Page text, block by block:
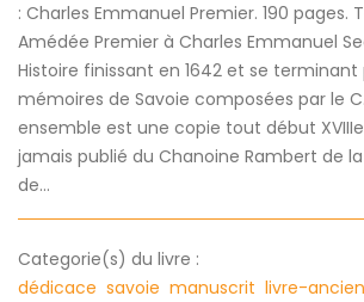
: Charles Emmanuel Premier. 190 pages.
Amédée Premier à Charles Emmanuel
Histoire finissant en 1642 et se terminant
mémoires de Savoie composées par le
ensemble est une copie tout début
jamais publié du Chanoine Rambert de
de...
Categorie(s) du livre :
dédicace savoie manuscrit livre-